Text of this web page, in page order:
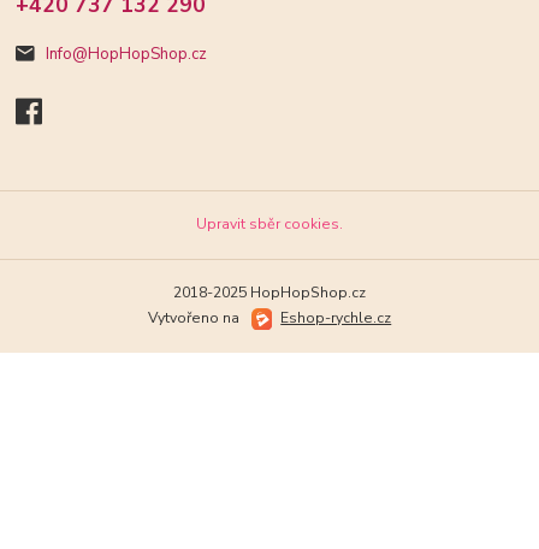
Info@HopHopShop.cz
Upravit sběr cookies.
2018-2025 HopHopShop.cz
Vytvořeno na
Eshop-rychle.cz